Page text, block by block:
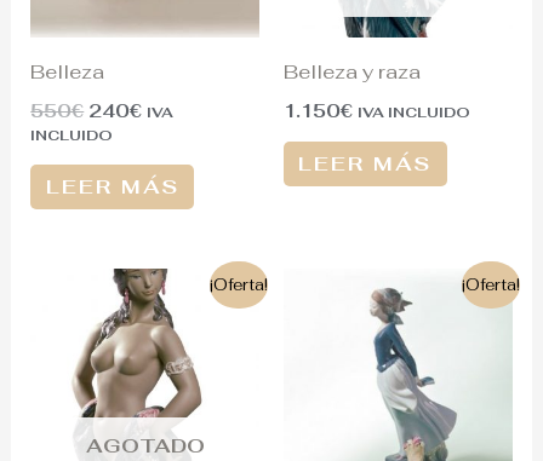
Belleza
550€ 240€ IVA
INCLUIDO
LEER MÁS
Belleza y raza
1.150€ IVA INCLUIDO
LEER MÁS
¡Oferta!
AGOTADO
El
precio
original
era:
1.380€.
precio
es:
1.100€.
¡Oferta!
precio
original
era:
500€.
precio
actual
es:
340€.